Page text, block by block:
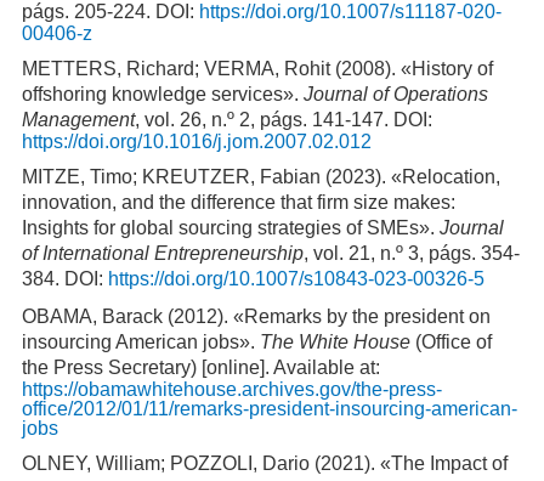
págs. 205-224. DOI: https://doi.org/10.1007/s11187-020-
00406-z
METTERS, Richard; VERMA, Rohit (2008). «History of
offshoring knowledge services». Journal of Operations
Management, vol. 26, n.º 2, págs. 141-147. DOI:
https://doi.org/10.1016/j.jom.2007.02.012
MITZE, Timo; KREUTZER, Fabian (2023). «Relocation,
innovation, and the difference that firm size makes:
Insights for global sourcing strategies of SMEs». Journal
of International Entrepreneurship, vol. 21, n.º 3, págs. 354-
384. DOI: https://doi.org/10.1007/s10843-023-00326-5
OBAMA, Barack (2012). «Remarks by the president on
insourcing American jobs». The White House(Office of
the Press Secretary) [online]. Available at:
https://obamawhitehouse.archives.gov/the-press-
office/2012/01/11/remarks-president-insourcing-american-
jobs
OLNEY, William; POZZOLI, Dario (2021). «The Impact of